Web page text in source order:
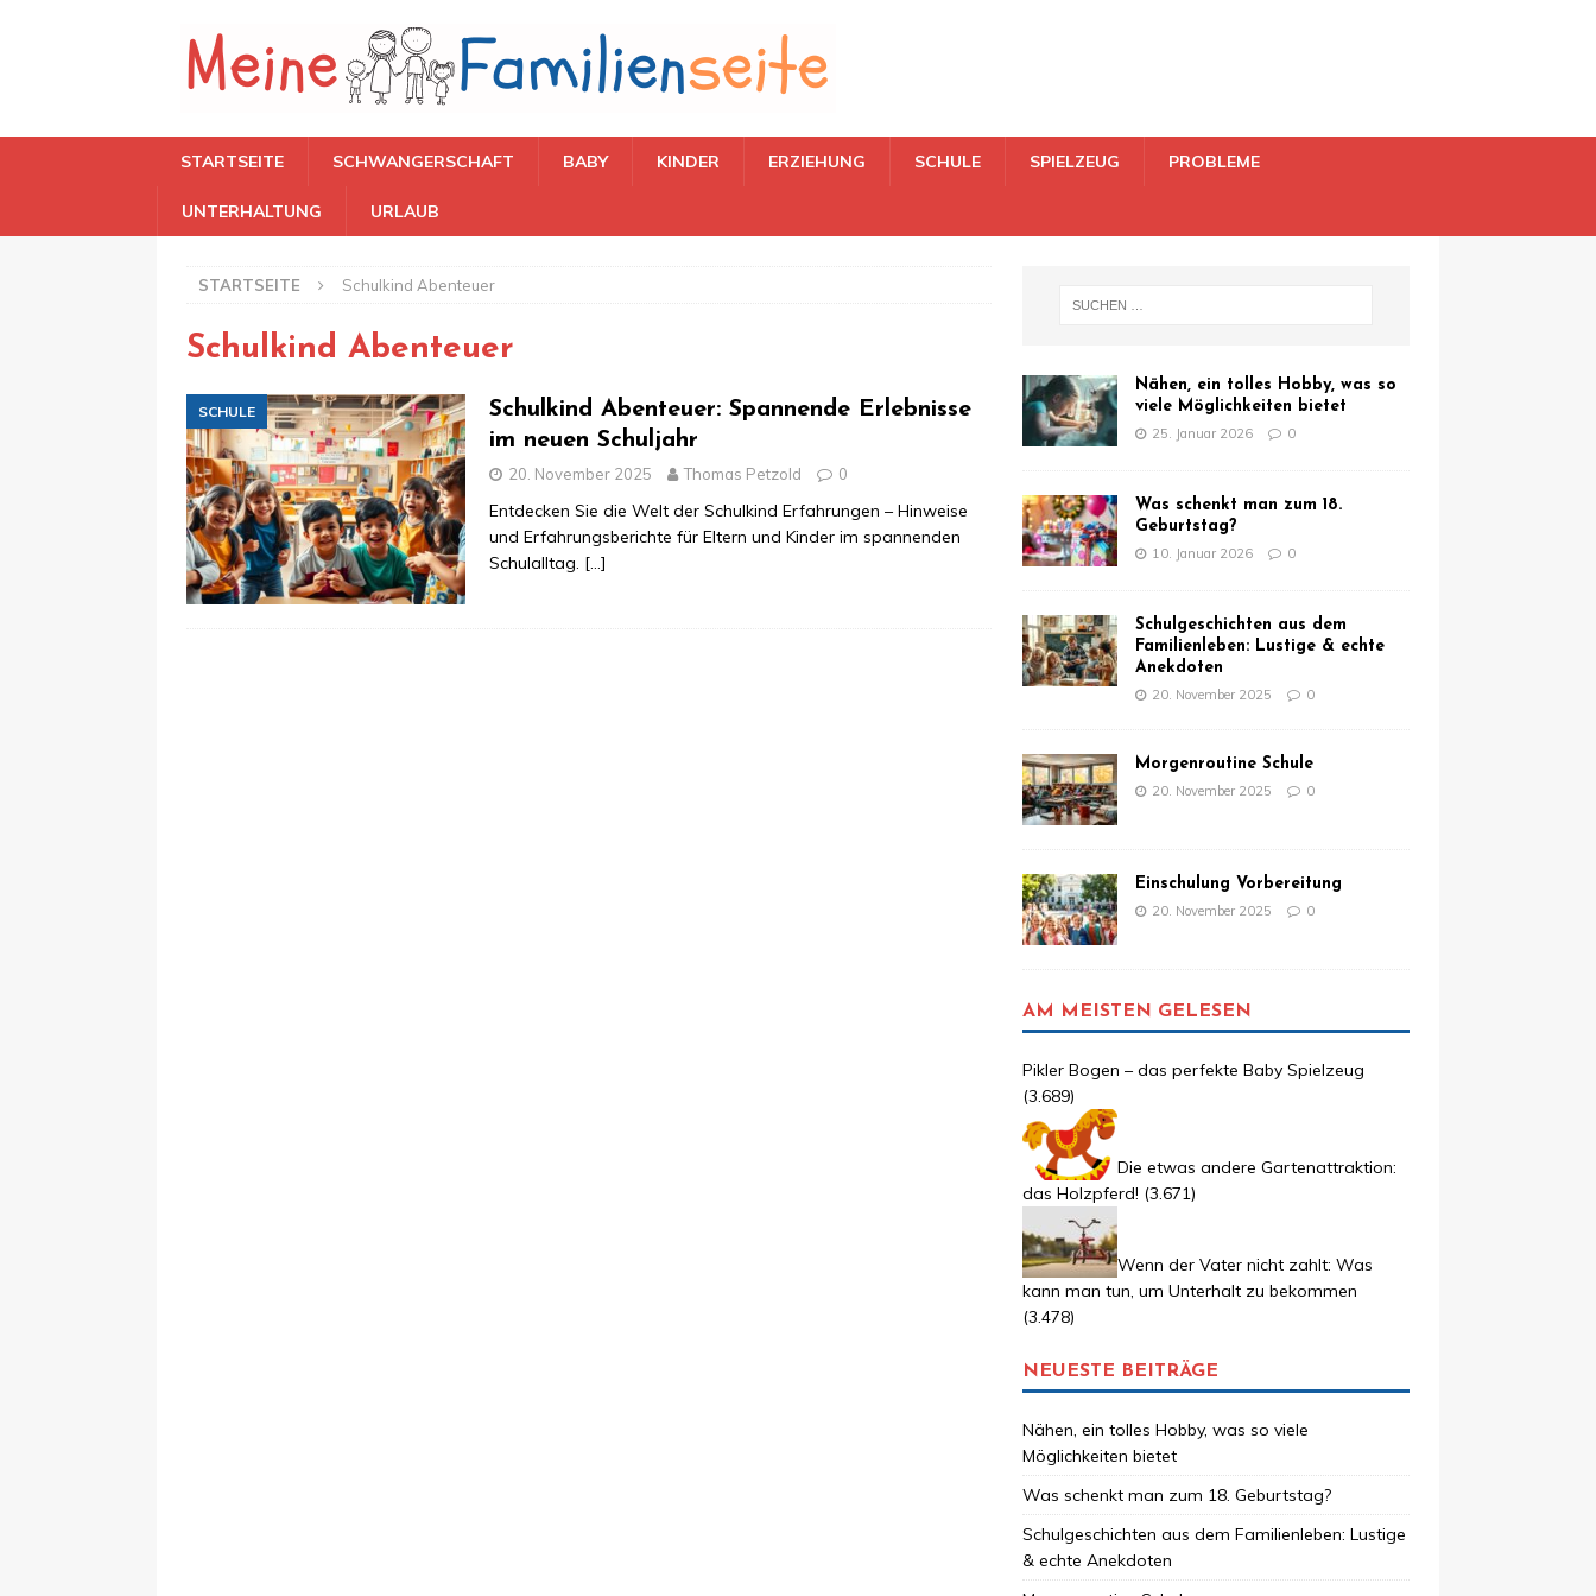
STARTSEITE SCHWANGERSCHAFT BABY KINDER ERZIEHUNG SCHULE SPIELZEUG PROBLEME
UNTERHALTUNG URLAUB
STARTSEITE Schulkind Abenteuer
Schulkind Abenteuer
SCHULE
Schulkind Abenteuer: Spannende Erlebnisse
im neuen Schuljahr
20. November 2025 Thomas Petzold 0
Entdecken Sie die Welt der Schulkind Erfahrungen – Hinweise
und Erfahrungsberichte für Eltern und Kinder im spannenden
Schulalltag. […]
Nähen, ein tolles Hobby, was so
viele Möglichkeiten bietet
25. Januar 2026 0
Was schenkt man zum 18.
Geburtstag?
10. Januar 2026 0
Schulgeschichten aus dem
Familienleben: Lustige & echte
Anekdoten
20. November 2025 0
Morgenroutine Schule
20. November 2025 0
Einschulung Vorbereitung
20. November 2025 0
AM MEISTEN GELESEN
Pikler Bogen – das perfekte Baby Spielzeug
(3.689)
Die etwas andere Gartenattraktion:
das Holzpferd! (3.671)
Wenn der Vater nicht zahlt: Was
kann man tun, um Unterhalt zu bekommen
(3.478)
NEUESTE BEITRÄGE
Nähen, ein tolles Hobby, was so viele
Möglichkeiten bietet
Was schenkt man zum 18. Geburtstag?
Schulgeschichten aus dem Familienleben: Lustige
& echte Anekdoten